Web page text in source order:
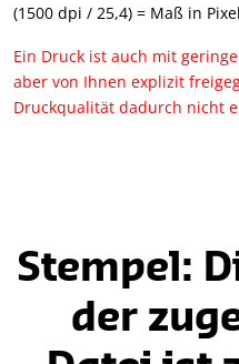
(1500 dpi / 25,4) = Maß in Pixel
Ein Druck ist auch mit
aber von Ihnen explizit
Druckqualität dadurch nicht
Stempel:
der